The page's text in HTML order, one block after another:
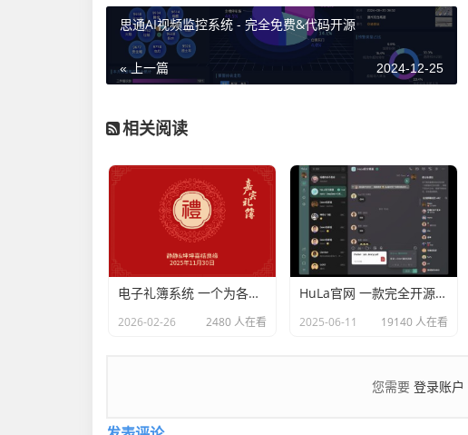
思通AI视频监控系统 - 完全免费&代码开源
« 上一篇 2024-12-25
相关阅读
电子礼簿系统 一个为各类红白喜事提供现代化、安全、高效的礼金（份子钱）管理解决方案
2026-02-26 2480 人在看
HuLa官网 一款完全开源免费的仿微信即时通讯系统
2025-06-11 19140 人在看
您需要 登录账户